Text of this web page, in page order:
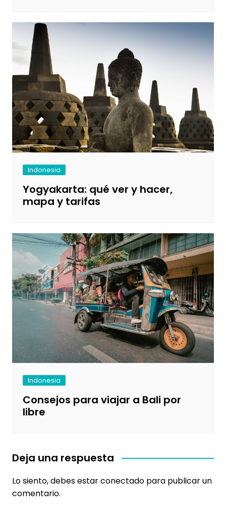
Indonesia
Yogyakarta: qué ver y hacer,
mapa y tarifas
Indonesia
Consejos para viajar a Bali por
libre
Deja una respuesta
Lo siento, debes estarconectadopara publicar un
comentario.